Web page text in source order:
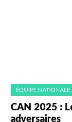
ÉQUIPE NATIONALE
CAN 2025 :
adversaires